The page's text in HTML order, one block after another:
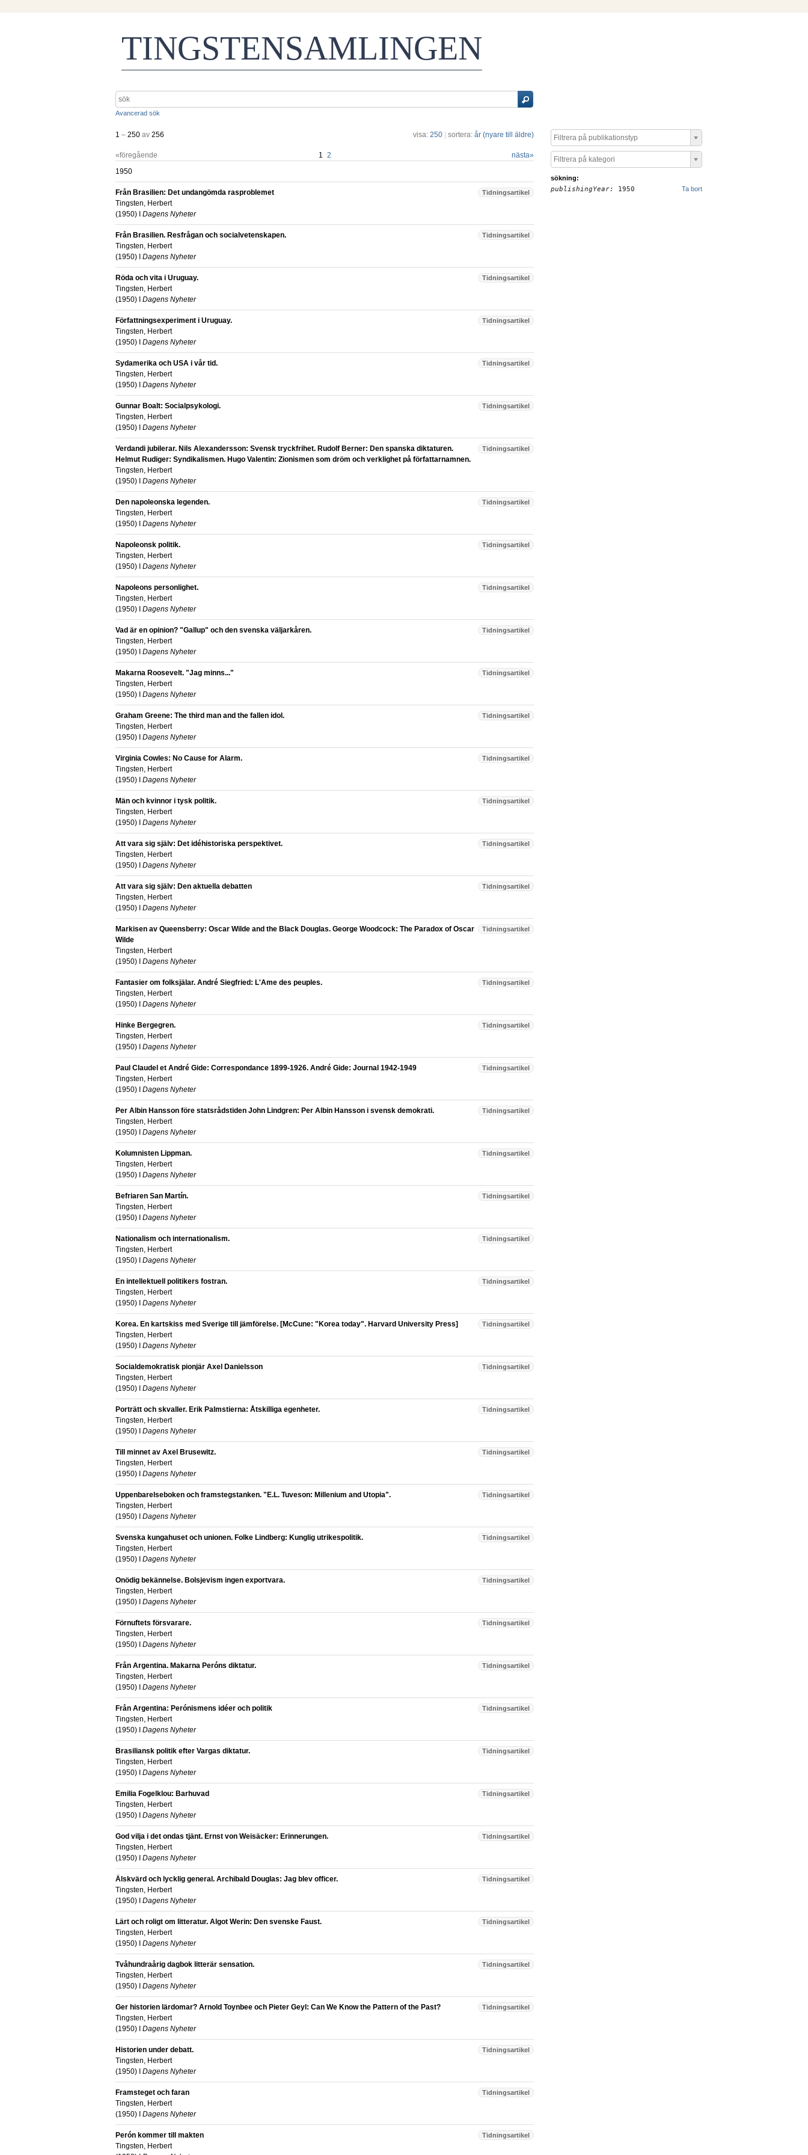
TINGSTENSAMLINGEN
Avancerad sök
1 – 250 av 256 visa: 250 sortera: år (nyare till äldre)
«föregående 1 2 nästa»
1950
Tidningsartikel
Från Brasilien: Det undangömda rasproblemet
Tingsten, Herbert
(1950) I Dagens Nyheter
Tidningsartikel
Från Brasilien. Resfrågan och socialvetenskapen.
Tingsten, Herbert
(1950) I Dagens Nyheter
Tidningsartikel
Röda och vita i Uruguay.
Tingsten, Herbert
(1950) I Dagens Nyheter
Tidningsartikel
Författningsexperiment i Uruguay.
Tingsten, Herbert
(1950) I Dagens Nyheter
Tidningsartikel
Sydamerika och USA i vår tid.
Tingsten, Herbert
(1950) I Dagens Nyheter
Tidningsartikel
Gunnar Boalt: Socialpsykologi.
Tingsten, Herbert
(1950) I Dagens Nyheter
Tidningsartikel
Verdandi jubilerar. Nils Alexandersson: Svensk tryckfrihet. Rudolf Berner: Den spanska diktaturen.
Helmut Rudiger: Syndikalismen. Hugo Valentin: Zionismen som dröm och verklighet på författarnamnen.
Tingsten, Herbert
(1950) I Dagens Nyheter
Tidningsartikel
Den napoleonska legenden.
Tingsten, Herbert
(1950) I Dagens Nyheter
Tidningsartikel
Napoleonsk politik.
Tingsten, Herbert
(1950) I Dagens Nyheter
Tidningsartikel
Napoleons personlighet.
Tingsten, Herbert
(1950) I Dagens Nyheter
Tidningsartikel
Vad är en opinion? "Gallup" och den svenska väljarkåren.
Tingsten, Herbert
(1950) I Dagens Nyheter
Tidningsartikel
Makarna Roosevelt. "Jag minns..."
Tingsten, Herbert
(1950) I Dagens Nyheter
Tidningsartikel
Graham Greene: The third man and the fallen idol.
Tingsten, Herbert
(1950) I Dagens Nyheter
Tidningsartikel
Virginia Cowles: No Cause for Alarm.
Tingsten, Herbert
(1950) I Dagens Nyheter
Tidningsartikel
Män och kvinnor i tysk politik.
Tingsten, Herbert
(1950) I Dagens Nyheter
Tidningsartikel
Att vara sig själv: Det idéhistoriska perspektivet.
Tingsten, Herbert
(1950) I Dagens Nyheter
Tidningsartikel
Att vara sig själv: Den aktuella debatten
Tingsten, Herbert
(1950) I Dagens Nyheter
Tidningsartikel
Markisen av Queensberry: Oscar Wilde and the Black Douglas. George Woodcock: The Paradox of Oscar
Wilde
Tingsten, Herbert
(1950) I Dagens Nyheter
Tidningsartikel
Fantasier om folksjälar. André Siegfried: L'Ame des peuples.
Tingsten, Herbert
(1950) I Dagens Nyheter
Tidningsartikel
Hinke Bergegren.
Tingsten, Herbert
(1950) I Dagens Nyheter
Tidningsartikel
Paul Claudel et André Gide: Correspondance 1899-1926. André Gide: Journal 1942-1949
Tingsten, Herbert
(1950) I Dagens Nyheter
Tidningsartikel
Per Albin Hansson före statsrådstiden John Lindgren: Per Albin Hansson i svensk demokrati.
Tingsten, Herbert
(1950) I Dagens Nyheter
Tidningsartikel
Kolumnisten Lippman.
Tingsten, Herbert
(1950) I Dagens Nyheter
Tidningsartikel
Befriaren San Martín.
Tingsten, Herbert
(1950) I Dagens Nyheter
Tidningsartikel
Nationalism och internationalism.
Tingsten, Herbert
(1950) I Dagens Nyheter
Tidningsartikel
En intellektuell politikers fostran.
Tingsten, Herbert
(1950) I Dagens Nyheter
Tidningsartikel
Korea. En kartskiss med Sverige till jämförelse. [McCune: "Korea today". Harvard University Press]
Tingsten, Herbert
(1950) I Dagens Nyheter
Tidningsartikel
Socialdemokratisk pionjär Axel Danielsson
Tingsten, Herbert
(1950) I Dagens Nyheter
Tidningsartikel
Porträtt och skvaller. Erik Palmstierna: Åtskilliga egenheter.
Tingsten, Herbert
(1950) I Dagens Nyheter
Tidningsartikel
Till minnet av Axel Brusewitz.
Tingsten, Herbert
(1950) I Dagens Nyheter
Tidningsartikel
Uppenbarelseboken och framstegstanken. "E.L. Tuveson: Millenium and Utopia".
Tingsten, Herbert
(1950) I Dagens Nyheter
Tidningsartikel
Svenska kungahuset och unionen. Folke Lindberg: Kunglig utrikespolitik.
Tingsten, Herbert
(1950) I Dagens Nyheter
Tidningsartikel
Onödig bekännelse. Bolsjevism ingen exportvara.
Tingsten, Herbert
(1950) I Dagens Nyheter
Tidningsartikel
Förnuftets försvarare.
Tingsten, Herbert
(1950) I Dagens Nyheter
Tidningsartikel
Från Argentina. Makarna Peróns diktatur.
Tingsten, Herbert
(1950) I Dagens Nyheter
Tidningsartikel
Från Argentina: Perónismens idéer och politik
Tingsten, Herbert
(1950) I Dagens Nyheter
Tidningsartikel
Brasiliansk politik efter Vargas diktatur.
Tingsten, Herbert
(1950) I Dagens Nyheter
Tidningsartikel
Emilia Fogelklou: Barhuvad
Tingsten, Herbert
(1950) I Dagens Nyheter
Tidningsartikel
God vilja i det ondas tjänt. Ernst von Weisäcker: Erinnerungen.
Tingsten, Herbert
(1950) I Dagens Nyheter
Tidningsartikel
Älskvärd och lycklig general. Archibald Douglas: Jag blev officer.
Tingsten, Herbert
(1950) I Dagens Nyheter
Tidningsartikel
Lärt och roligt om litteratur. Algot Werin: Den svenske Faust.
Tingsten, Herbert
(1950) I Dagens Nyheter
Tidningsartikel
Tvåhundraårig dagbok litterär sensation.
Tingsten, Herbert
(1950) I Dagens Nyheter
Tidningsartikel
Ger historien lärdomar? Arnold Toynbee och Pieter Geyl: Can We Know the Pattern of the Past?
Tingsten, Herbert
(1950) I Dagens Nyheter
Tidningsartikel
Historien under debatt.
Tingsten, Herbert
(1950) I Dagens Nyheter
Tidningsartikel
Framsteget och faran
Tingsten, Herbert
(1950) I Dagens Nyheter
Tidningsartikel
Perón kommer till makten
Tingsten, Herbert
Filtrera på publikationstyp
Filtrera på kategori
sökning:
Ta bort
publishingYear: 1950